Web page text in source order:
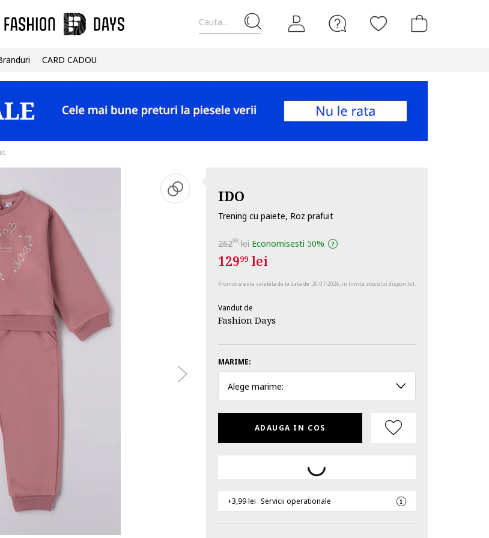
Cauta...
CARD CADOU
IDO
Trening cu paiete, Roz prafuit
26299lei Economisesti 50%
12999lei
Promotia este valabila de la data de: 30-07-2026, in limita stocului disponibil.
Vandut de
Fashion Days
MARIME:
Alege marime:
ADAUGA IN COS
+3,99 lei Servicii operationale